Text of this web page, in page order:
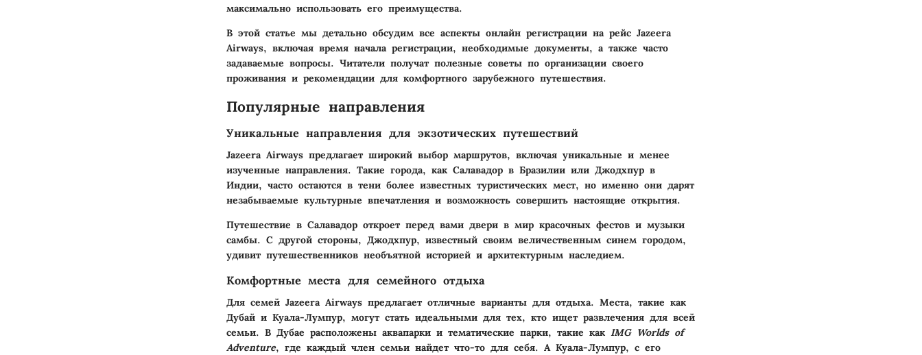
максимально использовать его преимущества.
В этой статье мы детально обсудим все аспекты онлайн регистрации на рейс Jazeera
Airways, включая время начала регистрации, необходимые документы, а также часто
задаваемые вопросы. Читатели получат полезные советы по организации своего
проживания и рекомендации для комфортного зарубежного путешествия.
Популярные направления
Уникальные направления для экзотических путешествий
Jazeera Airways предлагает широкий выбор маршрутов, включая уникальные и менее
изученные направления. Такие города, как Салавадор в Бразилии или Джодхпур в
Индии, часто остаются в тени более известных туристических мест, но именно они дарят
незабываемые культурные впечатления и возможность совершить настоящие открытия.
Путешествие в Салавадор откроет перед вами двери в мир красочных фестов и музыки
самбы. С другой стороны, Джодхпур, известный своим величественным синем городом,
удивит путешественников необъятной историей и архитектурным наследием.
Комфортные места для семейного отдыха
Для семей Jazeera Airways предлагает отличные варианты для отдыха. Места, такие как
Дубай и Куала-Лумпур, могут стать идеальными для тех, кто ищет развлечения для всей
семьи. В Дубае расположены аквапарки и тематические парки, такие как IMG Worlds of
Adventure, где каждый член семьи найдет что-то для себя. А Куала-Лумпур, с его